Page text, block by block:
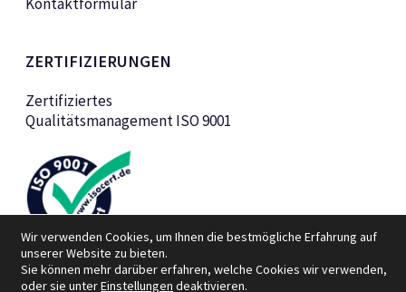
Kontaktformular
ZERTIFIZIERUNGEN
Zertifiziertes
Qualitätsmanagement ISO 9001
Wir verwenden Cookies, um Ihnen die bestmögliche Erfahrung auf
unserer Website zu bieten.
Sie können mehr darüber erfahren, welche Cookies wir verwenden,
oder sie unterEinstellungen deaktivieren.